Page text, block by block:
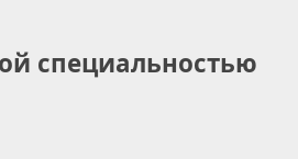
специальностью